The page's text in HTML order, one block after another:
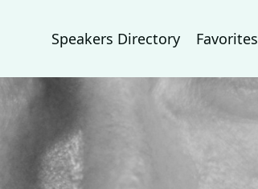
Speakers Directory Favorites